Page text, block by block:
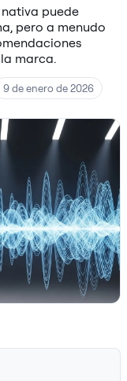
nativa puede
pero a menudo
marca.
9 de enero de 2026